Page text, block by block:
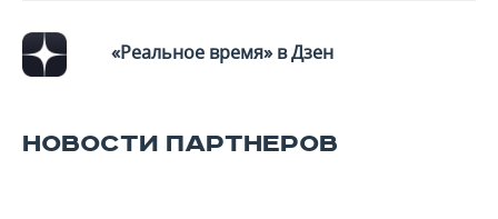
«Реальное время» в Дзен
НОВОСТИ ПАРТНЕРОВ